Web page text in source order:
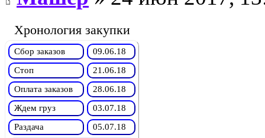
Хронология закупки
Сбор заказов
09.06.18
Стоп
21.06.18
Оплата заказов
28.06.18
Ждем груз
03.07.18
Раздача
05.07.18